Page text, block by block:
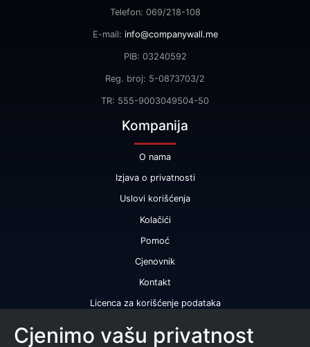
Telefon: 069/218-108
E-mail: info@companywall.me
PIB: 03240592
Reg. broj: 5-0873703/2
TR: 555-9003049504-50
Kompanija
O nama
Izjava o privatnosti
Uslovi korišćenja
Kolačići
Pomoć
Cjenovnik
Kontakt
Licenca za korišćenje podataka
Naše usluge
Cjenimo vašu privatnost